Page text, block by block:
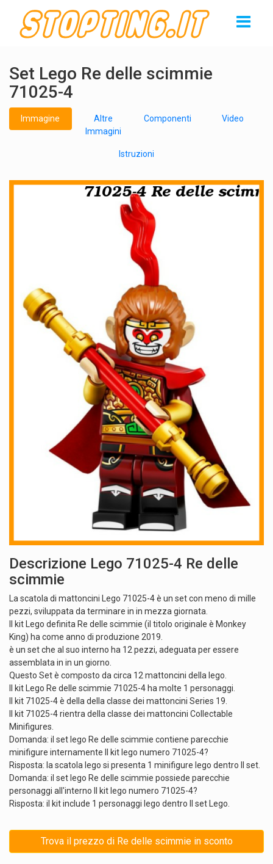
Set Lego Re delle scimmie
71025-4
Immagine
Altre
Immagini
Componenti Video
Istruzioni
Descrizione Lego 71025-4 Re delle
scimmie
La scatola di mattoncini Lego 71025-4 è un set con meno di mille
pezzi, sviluppata da terminare in in mezza giornata.
Il kit Lego definita Re delle scimmie (il titolo originale è Monkey
King) ha come anno di produzione 2019.
è un set che al suo interno ha 12 pezzi, adeguata per essere
assemblata in in un giorno.
Questo Set è composto da circa 12 mattoncini della lego.
Il kit Lego Re delle scimmie 71025-4 ha molte 1 personaggi.
Il kit 71025-4 è della della classe dei mattoncini Series 19.
Il kit 71025-4 rientra della classe dei mattoncini Collectable
Minifigures.
Domanda: il set lego Re delle scimmie contiene parecchie
minifigure internamente Il kit lego numero 71025-4?
Risposta: la scatola lego si presenta 1 minifigure lego dentro Il set.
Domanda: il set lego Re delle scimmie possiede parecchie
personaggi all'interno Il kit lego numero 71025-4?
Risposta: il kit include 1 personaggi lego dentro Il set Lego.
Trova il prezzo di Re delle scimmie in sconto